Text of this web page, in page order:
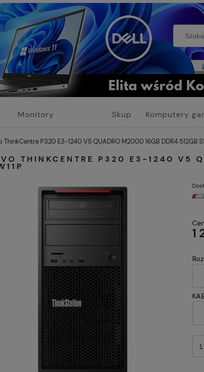
Monitory
Skup
Komputery
ThinkCentre P320 E3-1240 V5 QUADRO M2000 16GB DDR4 512GB
THINKCENTRE P320 E3-1240 V5
1